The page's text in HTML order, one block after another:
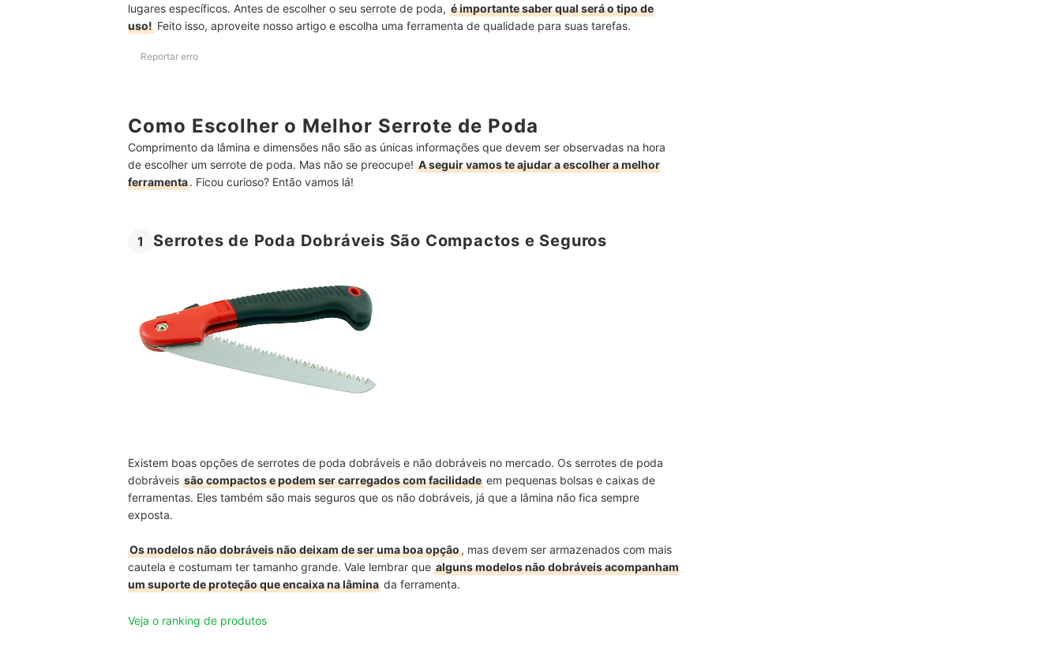
lugares específicos. Antes de escolher o seu serrote de poda, é importante saber qual será o tipo de
uso! Feito isso, aproveite nosso artigo e escolha uma ferramenta de qualidade para suas tarefas.
Reportar erro
Como Escolher o Melhor Serrote de Poda
Comprimento da lâmina e dimensões não são as únicas informações que devem ser observadas na hora
de escolher um serrote de poda. Mas não se preocupe! A seguir vamos te ajudar a escolher a melhor
ferramenta. Ficou curioso? Então vamos lá!
1 Serrotes de Poda Dobráveis São Compactos e Seguros
Existem boas opções de serrotes de poda dobráveis e não dobráveis no mercado. Os serrotes de poda
dobráveis são compactos e podem ser carregados com facilidade em pequenas bolsas e caixas de
ferramentas. Eles também são mais seguros que os não dobráveis, já que a lâmina não fica sempre
exposta.
Os modelos não dobráveis não deixam de ser uma boa opção, mas devem ser armazenados com mais
cautela e costumam ter tamanho grande. Vale lembrar que alguns modelos não dobráveis acompanham
um suporte de proteção que encaixa na lâmina da ferramenta.
Veja o ranking de produtos